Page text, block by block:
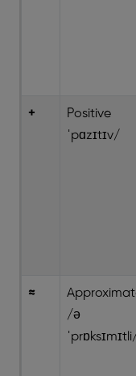
+
ˈpɑzɪtɪv/
≈
/ə